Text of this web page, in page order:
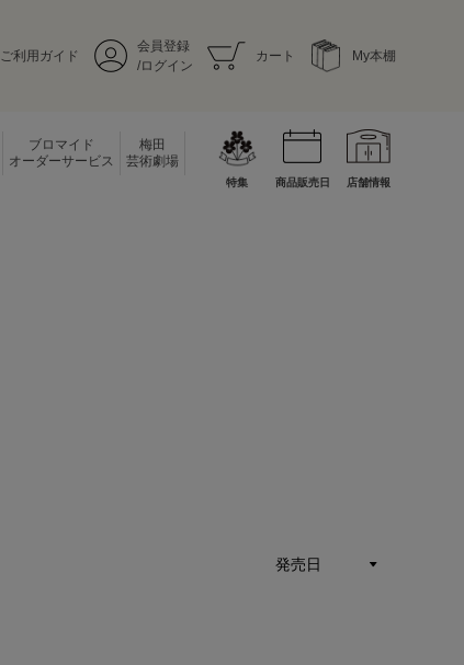
ご利用ガイド
会員登録
/ログイン
カート My本棚
ブロマイド
オーダーサービス
梅田
芸術劇場
特集 商品販売日 店舗情報